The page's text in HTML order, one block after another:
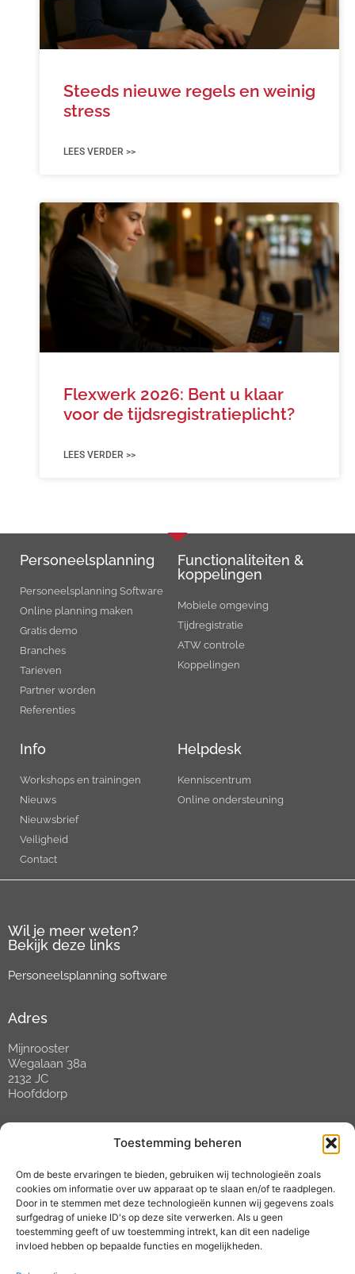
Toestemming beheren
Om de beste ervaringen te bieden, gebruiken wij technologieën zoals
cookies om informatie over uw apparaat op te slaan en/of te raadplegen.
Door in te stemmen met deze technologieën kunnen wij gegevens zoals
surfgedrag of unieke ID's op deze site verwerken. Als u geen
toestemming geeft of uw toestemming intrekt, kan dit een nadelige
invloed hebben op bepaalde functies en mogelijkheden.
Steeds nieuwe regels en weinig
stress
LEES VERDER >>
Flexwerk 2026: Bent u klaar
voor de tijdsregistratieplicht?
LEES VERDER >>
Personeels­planning
Personeelsplanning Software
Online planning maken
Gratis demo
Branches
Tarieven
Partner worden
Referenties
Functionaliteiten &
koppelingen
Mobiele omgeving
Tijdregistratie
ATW controle
Koppelingen
Info
Workshops en trainingen
Nieuws
Nieuwsbrief
Veiligheid
Contact
Helpdesk
Kenniscentrum
Online ondersteuning
Wil je meer weten?
Bekijk deze links
Personeelsplanning software
Adres
Mijnrooster
Wegalaan 38a
2132 JC
Hoofddorp
Open tussen 09:00 en 17:00 uur
E-mail:helpdesk@mijnrooster.nl
Social media